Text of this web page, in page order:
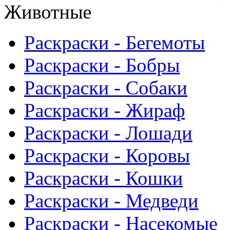
Животные
Раскраски - Бегемоты
Раскраски - Бобры
Раскраски - Собаки
Раскраски - Жираф
Раскраски - Лошади
Раскраски - Коровы
Раскраски - Кошки
Раскраски - Медведи
Раскраски - Насекомые